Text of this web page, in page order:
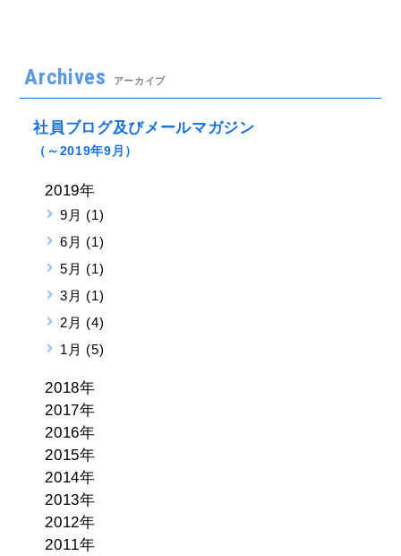
Archives アーカイブ
社員ブログ及びメールマガジン
（～2019年9月）
2019年
9月 (1)
6月 (1)
5月 (1)
3月 (1)
2月 (4)
1月 (5)
2018年
2017年
2016年
2015年
2014年
2013年
2012年
2011年